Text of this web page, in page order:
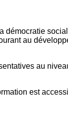
démocratie
au
au
est